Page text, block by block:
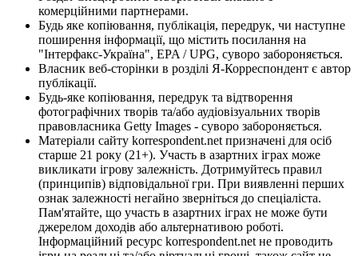
комерційними партнерами.
Будь яке копіювання, публікація, передрук, чи наступне
поширення інформації, що містить посилання на
"Інтерфакс-Україна", EPA / UPG, суворо забороняється.
Власник веб-сторінки в розділі Я-Корреспондент є автор
публікації.
Будь-яке копіювання, передрук та відтворення
фотографічних творів та/або аудіовізуальних творів
правовласника Getty Images - суворо забороняється.
Матеріали сайту korrespondent.net призначені для осіб
старше 21 року (21+). Участь в азартних іграх може
викликати ігрову залежність. Дотримуйтесь правил
(принципів) відповідальної гри. При виявленні перших
ознак залежності негайно зверніться до спеціаліста.
Пам'ятайте, що участь в азартних іграх не може бути
джерелом доходів або альтернативою роботі.
Інформаційний ресурс korrespondent.net не проводить